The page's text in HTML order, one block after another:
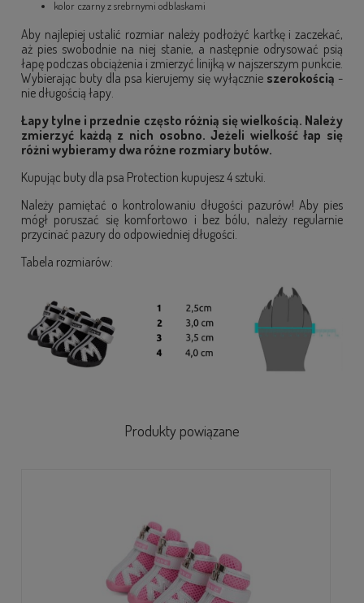
kolor czarny z srebrnymi odblaskami
Aby najlepiej ustalić rozmiar należy podłożyć kartkę i zaczekać,
aż pies swobodnie na niej stanie, a następnie odrysować psią
łapę podczas obciążenia i zmierzyć linijką w najszerszym punkcie.
Wybierając buty dla psa kierujemy się wyłącznie szerokością -
nie długością łapy.
Łapy tylne i przednie często różnią się wielkością. Należy
zmierzyć każdą z nich osobno. Jeżeli wielkość łap się
różni wybieramy dwa różne rozmiary butów.
Kupując buty dla psa Protection kupujesz 4 sztuki.
Należy pamiętać o kontrolowaniu długości pazurów! Aby pies
mógł poruszać się komfortowo i bez bólu, należy regularnie
przycinać pazury do odpowiedniej długości.
Tabela rozmiarów:
Produkty powiązane